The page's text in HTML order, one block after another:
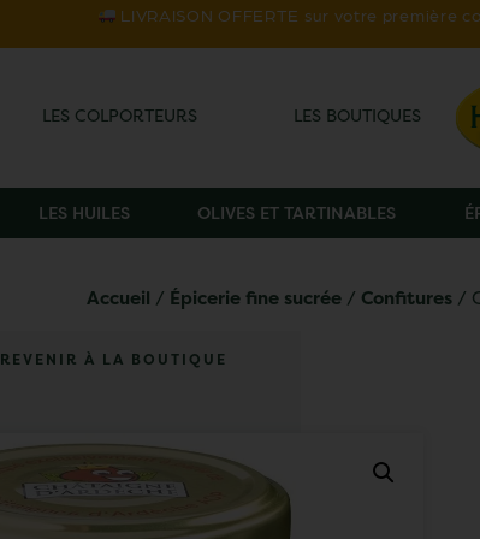
LIVRAISON OFFERTE sur votre première
LES COLPORTEURS LES BOUTIQUES
LES HUILES OLIVES ET TARTINABLES
Accueil / Épicerie fine sucrée/ Confitures/
REVENIR À LA BOUTIQUE